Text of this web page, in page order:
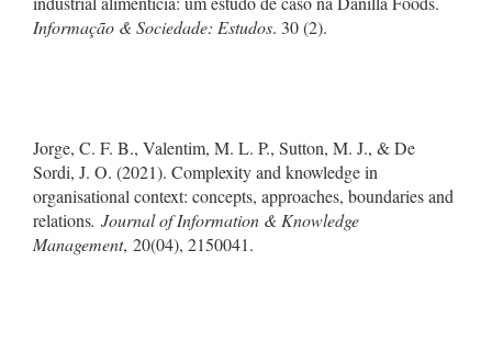
Informação & Sociedade: Estudos. 30 (2).
Jorge, C. F. B., Valentim, M. L. P., Sutton, M. J., & De
Sordi, J. O. (2021). Complexity and knowledge in
organisational context: concepts, approaches, boundaries and
relations. Journal of Information & Knowledge
Management, 20(04), 2150041.